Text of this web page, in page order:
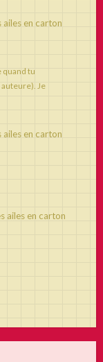
ailes en carton
quand tu
Je
ailes en carton
ailes en carton